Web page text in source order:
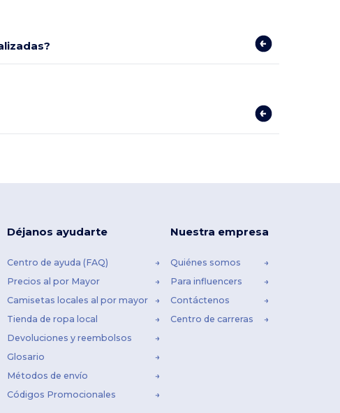
Déjanos ayudarte
Centro de ayuda (FAQ)
Precios al por Mayor
Camisetas locales al por mayor
Tienda de ropa local
Devoluciones y reembolsos
Glosario
Métodos de envío
Códigos Promocionales
Nuestra empresa
Quiénes somos
Para influencers
Contáctenos
Centro de carreras